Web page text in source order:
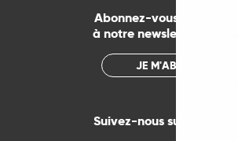
Abonnez-vous
à notre newsletter
JE M'ABONNE
Suivez-nous sur les